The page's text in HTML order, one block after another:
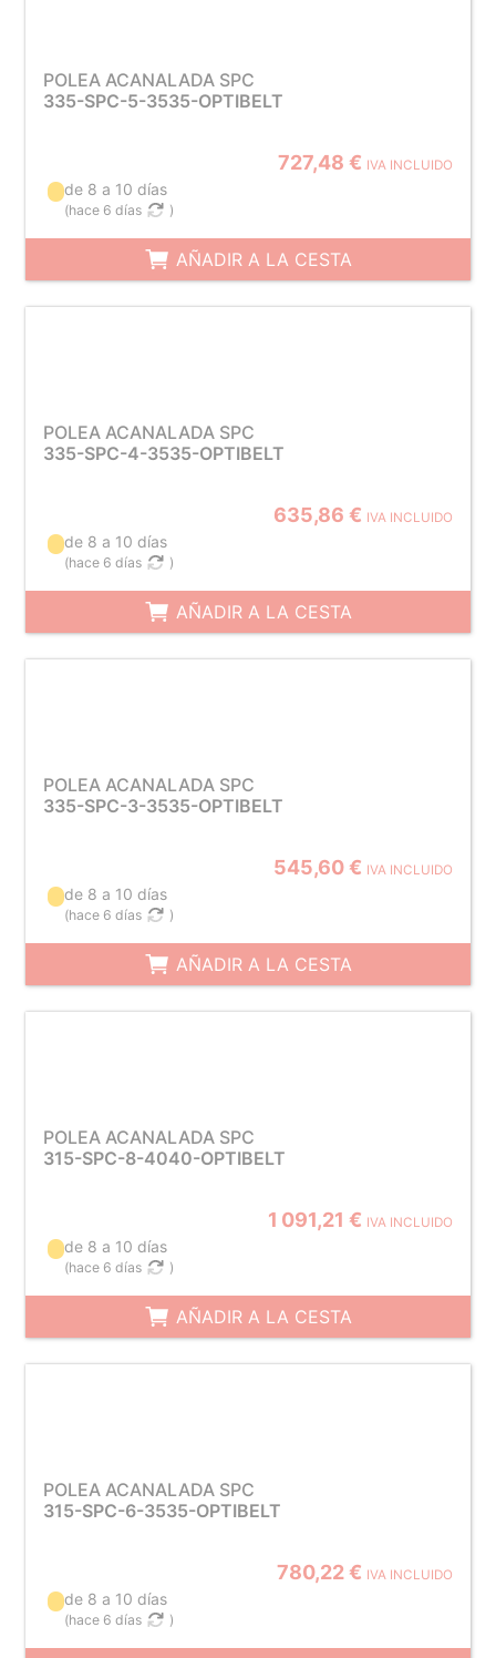
POLEA ACANALADA SPC
335-SPC-5-3535-OPTIBELT
727,48 € IVA INCLUIDO
de 8 a 10 días
(hace 6 días )
AÑADIR A LA CESTA
POLEA ACANALADA SPC
335-SPC-4-3535-OPTIBELT
635,86 € IVA INCLUIDO
de 8 a 10 días
(hace 6 días )
AÑADIR A LA CESTA
POLEA ACANALADA SPC
335-SPC-3-3535-OPTIBELT
545,60 € IVA INCLUIDO
de 8 a 10 días
(hace 6 días )
AÑADIR A LA CESTA
POLEA ACANALADA SPC
315-SPC-8-4040-OPTIBELT
1 091,21 € IVA INCLUIDO
de 8 a 10 días
(hace 6 días )
AÑADIR A LA CESTA
POLEA ACANALADA SPC
315-SPC-6-3535-OPTIBELT
780,22 € IVA INCLUIDO
de 8 a 10 días
(hace 6 días )